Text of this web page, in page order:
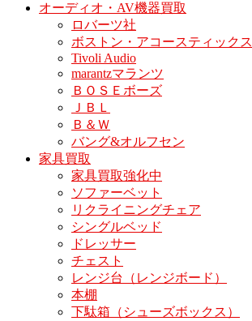
オーディオ・AV機器買取
ロバーツ社
ボストン・アコースティックス
Tivoli Audio
marantzマランツ
ＢＯＳＥボーズ
ＪＢＬ
Ｂ＆Ｗ
バング&オルフセン
家具買取
家具買取強化中
ソファーベット
リクライニングチェア
シングルベッド
ドレッサー
チェスト
レンジ台（レンジボード）
本棚
下駄箱（シューズボックス）